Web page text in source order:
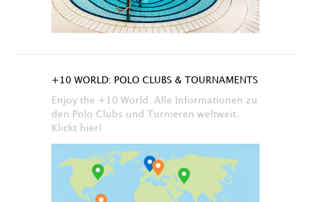
+10 WORLD: POLO CLUBS & TOURNAMENTS
Enjoy the +10 World. Alle Informationen zu
den Polo Clubs und Turnieren weltweit.
Klickt hier!